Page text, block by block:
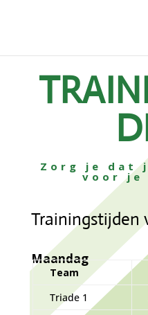
Zorg je dat
voor je
Trainingstijden
Maandag
Team
Triade 1